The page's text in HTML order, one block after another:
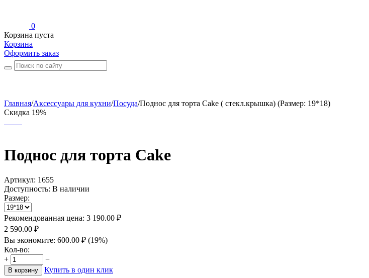
0
Корзина пуста
Корзина
Оформить заказ
Главная/Аксессуары для кухни/Посуда/Поднос для торта Cake ( стекл.крышка) (Размер: 19*18)
Скидка 19%
Поднос для торта Cake
Артикул: 1655
Доступность: В наличии
Размер:
Рекомендованная цена: 3 190.00 ₽
2 590.00 ₽
Вы экономите: 600.00 ₽ (19%)
Кол-во:
+
−
В корзину Купить в один клик